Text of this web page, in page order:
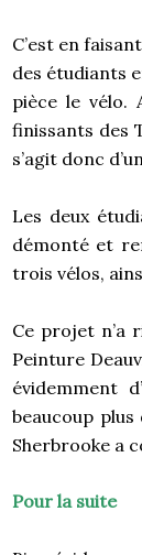
C’est en
des étudiants
pièce le vélo.
finissants des
s’agit donc
Les deux
démonté et
trois vélos,
Ce projet n’a
Peinture
évidemment
beaucoup
Sherbrooke a
Pour la suite